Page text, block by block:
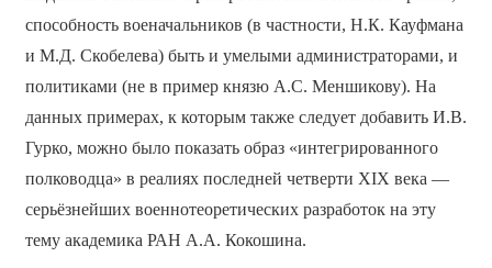
способность военачальников (в частности, Н.К. Кауфмана
и М.Д. Скобелева) быть и умелыми администраторами, и
политиками (не в пример князю А.С. Меншикову). На
данных примерах, к которым также следует добавить И.В.
Гурко, можно было показать образ «интегрированного
полководца» в реалиях последней четверти XIX века —
серьёзнейших военно­теоретических разработок на эту
тему академика РАН А.А. Кокошина.